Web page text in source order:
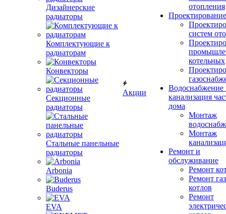
Дизайнерские
радиаторы
Комплектующие к
радиаторам
Конвекторы
Секционные
радиаторы
Стальные панельные
радиаторы
Arbonia
Buderus
EVA
Акции
отопления
Проектирование
систем
котельных
Водоснабжение
канализация
дома
Монтаж
Монтаж
Ремонт и
обслуживание
Ремонт
Ремонт
котлов
Ремонт